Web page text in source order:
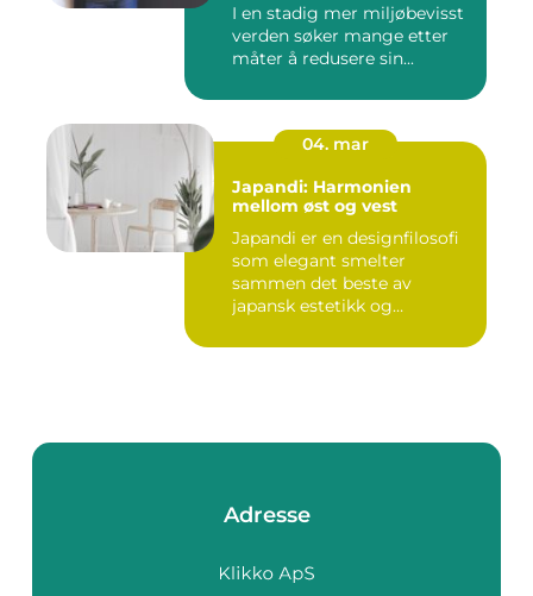
I en stadig mer miljøbevisst
verden søker mange etter
måter å redusere sin...
04. mar
Japandi: Harmonien
mellom øst og vest
Japandi er en designfilosofi
som elegant smelter
sammen det beste av
japansk estetikk og
Adresse